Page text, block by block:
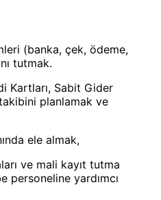
(banka, çek, ödeme,
tutmak.
Kartları, Sabit Gider
planlamak ve
ele almak,
ve mali kayıt tutma
personeline yardımcı